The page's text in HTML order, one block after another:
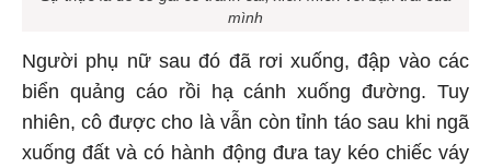
mình
Người phụ nữ sau đó đã rơi xuống, đập vào các
biển quảng cáo rồi hạ cánh xuống đường. Tuy
nhiên, cô được cho là vẫn còn tỉnh táo sau khi ngã
xuống đất và có hành động đưa tay kéo chiếc váy